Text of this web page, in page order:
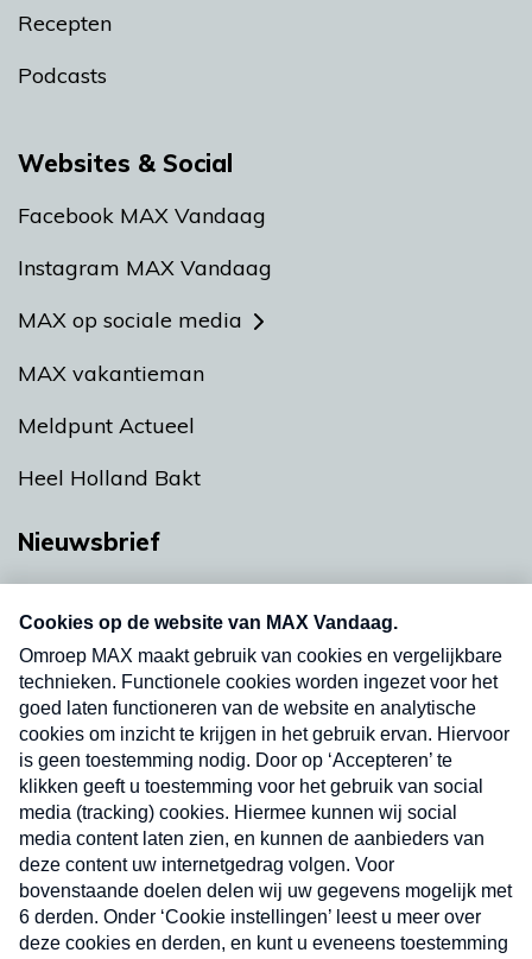
Recepten
Podcasts
Websites & Social
Facebook MAX Vandaag
Instagram MAX Vandaag
MAX op sociale media
MAX vakantieman
Meldpunt Actueel
Heel Holland Bakt
Nieuwsbrief
nieuwsbrief. Elke vrijdag- en dinsdagochtend in
uw mailbox.
Verzend
Nieuwsbrief